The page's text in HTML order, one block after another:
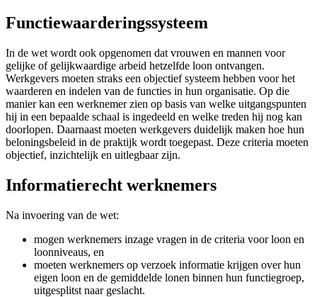
Functiewaarderingssysteem
In de wet wordt ook opgenomen dat vrouwen en mannen voor
gelijke of gelijkwaardige arbeid hetzelfde loon ontvangen.
Werkgevers moeten straks een objectief systeem hebben voor het
waarderen en indelen van de functies in hun organisatie. Op die
manier kan een werknemer zien op basis van welke uitgangspunten
hij in een bepaalde schaal is ingedeeld en welke treden hij nog kan
doorlopen. Daarnaast moeten werkgevers duidelijk maken hoe hun
beloningsbeleid in de praktijk wordt toegepast. Deze criteria moeten
objectief, inzichtelijk en uitlegbaar zijn.
Informatierecht werknemers
Na invoering van de wet:
mogen werknemers inzage vragen in de criteria voor loon en
loonniveaus, en
moeten werknemers op verzoek informatie krijgen over hun
eigen loon en de gemiddelde lonen binnen hun functiegroep,
uitgesplitst naar geslacht.